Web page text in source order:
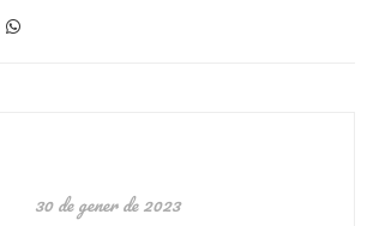
30 de gener de 2023